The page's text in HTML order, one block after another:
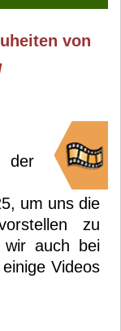
von
um uns die
zu
wir auch bei
Videos